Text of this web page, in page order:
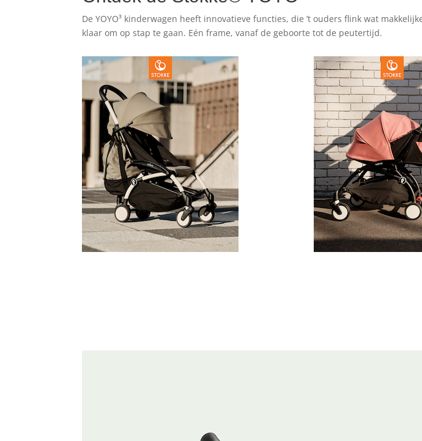
De YOYO³ kinderwagen heeft innovatieve functies, die ’t ouders flink wat
klaar om op stap te gaan. Eén frame, vanaf de geboorte tot de peutertijd.